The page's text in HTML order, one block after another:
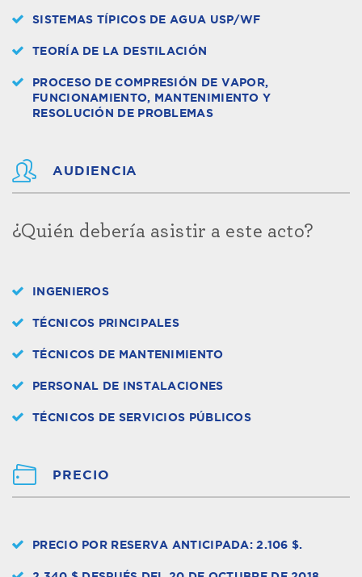
SISTEMAS TÍPICOS DE AGUA USP/WF
TEORÍA DE LA DESTILACIÓN
PROCESO DE COMPRESIÓN DE VAPOR,
FUNCIONAMIENTO, MANTENIMIENTO Y
RESOLUCIÓN DE PROBLEMAS
AUDIENCIA
¿Quién debería asistir a este acto?
INGENIEROS
TÉCNICOS PRINCIPALES
TÉCNICOS DE MANTENIMIENTO
PERSONAL DE INSTALACIONES
TÉCNICOS DE SERVICIOS PÚBLICOS
PRECIO
PRECIO POR RESERVA ANTICIPADA: 2.106 $.